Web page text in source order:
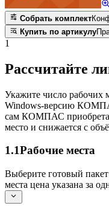
Собрать комплект
Купить по артикулу
1
Рассчитайте
Укажите число рабочих
Windows-версию
сам КОМПАС
место и снижается с
1.1Рабочие места
Выберите готовый
места цена указана за